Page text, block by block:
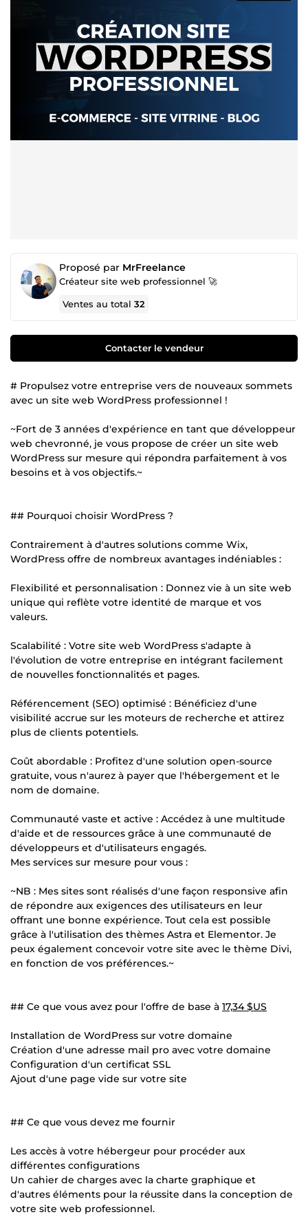
Proposé par MrFreelance
Créateur site web professionnel 🚀
Ventes au total32
Contacter le vendeur
# Propulsez votre entreprise vers de nouveaux sommets
avec un site web WordPress professionnel !
~Fort de 3 années d'expérience en tant que développeur
web chevronné, je vous propose de créer un site web
WordPress sur mesure qui répondra parfaitement à vos
besoins et à vos objectifs.~
## Pourquoi choisir WordPress ?
Contrairement à d'autres solutions comme Wix,
WordPress offre de nombreux avantages indéniables :
Flexibilité et personnalisation : Donnez vie à un site web
unique qui reflète votre identité de marque et vos
valeurs.
Scalabilité : Votre site web WordPress s'adapte à
l'évolution de votre entreprise en intégrant facilement
de nouvelles fonctionnalités et pages.
Référencement (SEO) optimisé : Bénéficiez d'une
visibilité accrue sur les moteurs de recherche et attirez
plus de clients potentiels.
Coût abordable : Profitez d'une solution open-source
gratuite, vous n'aurez à payer que l'hébergement et le
nom de domaine.
Communauté vaste et active : Accédez à une multitude
d'aide et de ressources grâce à une communauté de
développeurs et d'utilisateurs engagés.
Mes services sur mesure pour vous :
~NB : Mes sites sont réalisés d'une façon responsive afin
de répondre aux exigences des utilisateurs en leur
offrant une bonne expérience. Tout cela est possible
grâce à l'utilisation des thèmes Astra et Elementor. Je
peux également concevoir votre site avec le thème Divi,
en fonction de vos préférences.~
## Ce que vous avez pour l'offre de base à 17,34 $US
Installation de WordPress sur votre domaine
Création d'une adresse mail pro avec votre domaine
Configuration d'un certificat SSL
Ajout d'une page vide sur votre site
## Ce que vous devez me fournir
Les accès à votre hébergeur pour procéder aux
différentes configurations
Un cahier de charges avec la charte graphique et
d'autres éléments pour la réussite dans la conception de
votre site web professionnel.